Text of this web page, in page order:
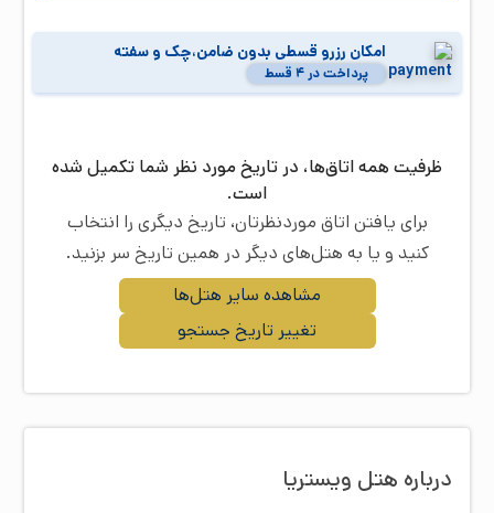
امکان رزرو قسطی بدون ضامن،چک و سفته
پرداخت در ۴ قسط
ظرفیت همه اتاق‌ها، در تاریخ مورد نظر شما تکمیل شده
است.
برای یافتن اتاق موردنظرتان، تاریخ دیگری را انتخاب
کنید و یا به هتل‌های دیگر در همین تاریخ سر بزنید.
تغییر تاریخ جستجو
مشاهده سایر هتل‌ها
درباره هتل ویستریا